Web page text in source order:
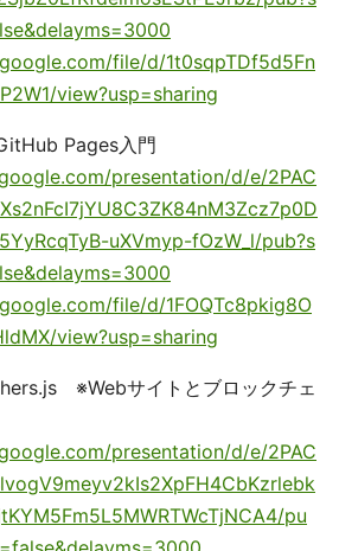
file/d/1t0sqpTDf5d5Fn
view?usp=sharing
Pages入門
presentation/d/e/2PAC
uXVmyp-fOzW_l/pub?s
file/d/1FOQTc8pkig8O
view?usp=sharing
※Webサイトとブロックチェ
presentation/d/e/2PAC
pu